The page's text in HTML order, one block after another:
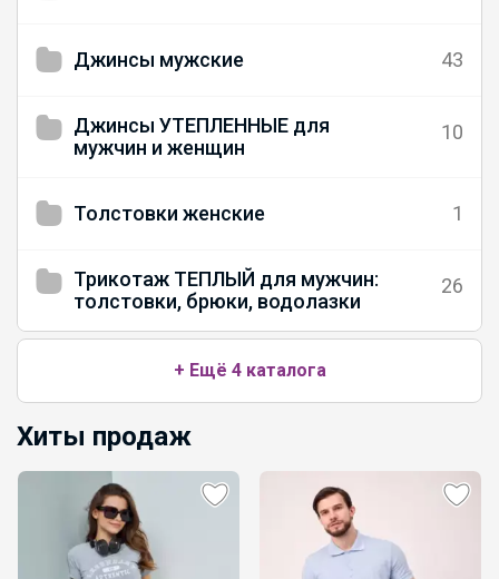
Джинсы мужские 43
Джинсы УТЕПЛЕННЫЕ для
мужчин и женщин
10
Толстовки женские 1
Трикотаж ТЕПЛЫЙ для мужчин:
толстовки, брюки, водолазки
26
+ Ещё 4 каталога
Хиты продаж